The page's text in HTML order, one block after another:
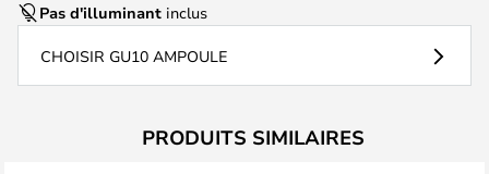
Pas d'illuminant inclus
CHOISIR GU10 AMPOULE
PRODUITS SIMILAIRES